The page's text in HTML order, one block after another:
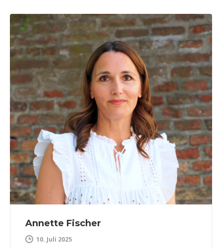
Annette Fischer
10. Juli 2025